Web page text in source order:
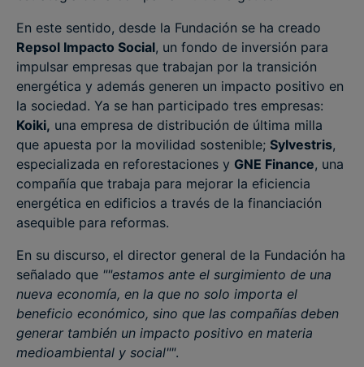
En este sentido, desde la Fundación se ha creado
Repsol Impacto Social, un fondo de inversión para
impulsar empresas que trabajan por la transición
energética y además generen un impacto positivo en
la sociedad. Ya se han participado tres empresas:
Koiki, una empresa de distribución de última milla
que apuesta por la movilidad sostenible; Sylvestris,
especializada en reforestaciones y GNE Finance, una
compañía que trabaja para mejorar la eficiencia
energética en edificios a través de la financiación
asequible para reformas.
En su discurso, el director general de la Fundación ha
señalado que ""estamos ante el surgimiento de una
nueva economía, en la que no solo importa el
beneficio económico, sino que las compañías deben
generar también un impacto positivo en materia
medioambiental y social"".